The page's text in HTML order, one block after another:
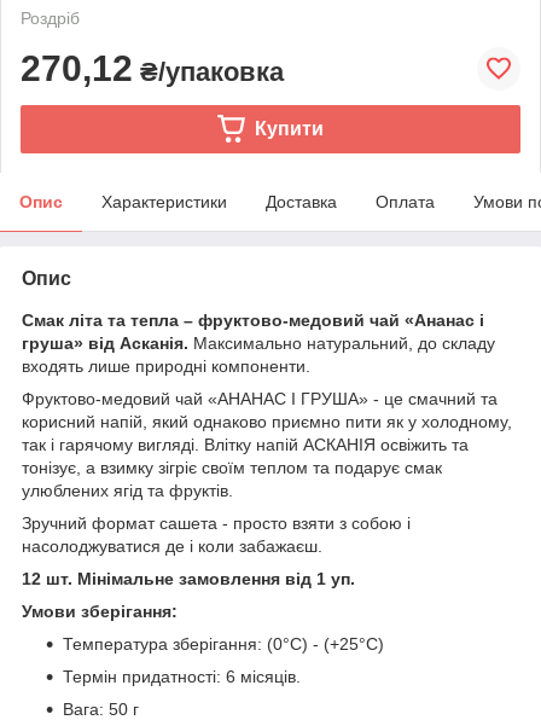
Роздріб
270,12 ₴/упаковка
Купити
Опис Характеристики Доставка Оплата Умови
Опис
Смак літа та тепла – фруктово-медовий чай «Ананас і
груша» від Асканія. Максимально натуральний, до складу
входять лише природні компоненти.
Фруктово-медовий чай «АНАНАС І ГРУША» - це смачний та
корисний напій, який однаково приємно пити як у холодному,
так і гарячому вигляді. Влітку напій АСКАНІЯ освіжить та
тонізує, а взимку зігріє своїм теплом та подарує смак
улюблених ягід та фруктів.
Зручний формат сашета - просто взяти з собою і
насолоджуватися де і коли забажаєш.
12 шт. Мінімальне замовлення від 1 уп.
Умови зберігання:
Температура зберігання: (0°C) - (+25°C)
Термін придатності: 6 місяців.
Вага: 50 г